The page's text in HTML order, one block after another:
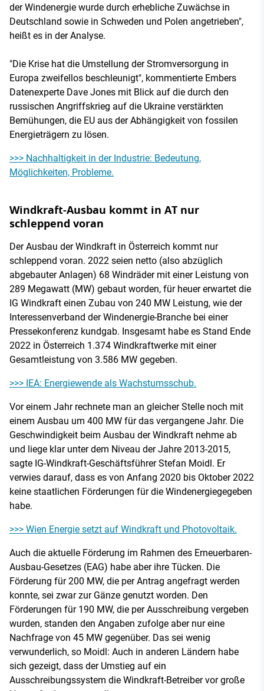
der Windenergie wurde durch erhebliche Zuwächse in
Deutschland sowie in Schweden und Polen angetrieben",
heißt es in der Analyse.
"Die Krise hat die Umstellung der Stromversorgung in
Europa zweifellos beschleunigt", kommentierte Embers
Datenexperte Dave Jones mit Blick auf die durch den
russischen Angriffskrieg auf die Ukraine verstärkten
Bemühungen, die EU aus der Abhängigkeit von fossilen
Energieträgern zu lösen.
>>> Nachhaltigkeit in der Industrie: Bedeutung,
Möglichkeiten, Probleme.
Windkraft-Ausbau kommt in AT nur
schleppend voran
Der Ausbau der Windkraft in Österreich kommt nur
schleppend voran. 2022 seien netto (also abzüglich
abgebauter Anlagen) 68 Windräder mit einer Leistung von
289 Megawatt (MW) gebaut worden, für heuer erwartet die
IG Windkraft einen Zubau von 240 MW Leistung, wie der
Interessenverband der Windenergie-Branche bei einer
Pressekonferenz kundgab. Insgesamt habe es Stand Ende
2022 in Österreich 1.374 Windkraftwerke mit einer
Gesamtleistung von 3.586 MW gegeben.
>>> IEA: Energiewende als Wachstumsschub.
Vor einem Jahr rechnete man an gleicher Stelle noch mit
einem Ausbau um 400 MW für das vergangene Jahr. Die
Geschwindigkeit beim Ausbau der Windkraft nehme ab
und liege klar unter dem Niveau der Jahre 2013-2015,
sagte IG-Windkraft-Geschäftsführer Stefan Moidl. Er
verwies darauf, dass es von Anfang 2020 bis Oktober 2022
keine staatlichen Förderungen für die Windenergiegegeben
habe.
>>> Wien Energie setzt auf Windkraft und Photovoltaik.
Auch die aktuelle Förderung im Rahmen des Erneuerbaren-
Ausbau-Gesetzes (EAG) habe aber ihre Tücken. Die
Förderung für 200 MW, die per Antrag angefragt werden
konnte, sei zwar zur Gänze genutzt worden. Den
Förderungen für 190 MW, die per Ausschreibung vergeben
wurden, standen den Angaben zufolge aber nur eine
Nachfrage von 45 MW gegenüber. Das sei wenig
verwunderlich, so Moidl: Auch in anderen Ländern habe
sich gezeigt, dass der Umstieg auf ein
Ausschreibungssystem die Windkraft-Betreiber vor große